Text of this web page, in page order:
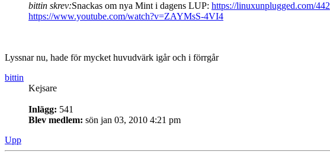
bittin skrev:Snackas om nya Mint i dagens LUP: https://linuxunplugged.com/442
https://www.youtube.com/watch?v=ZAYMsS-4VI4
Lyssnar nu, hade för mycket huvudvärk igår och i förrgår
bittin
Kejsare
Inlägg: 541
Blev medlem: sön jan 03, 2010 4:21 pm
Upp